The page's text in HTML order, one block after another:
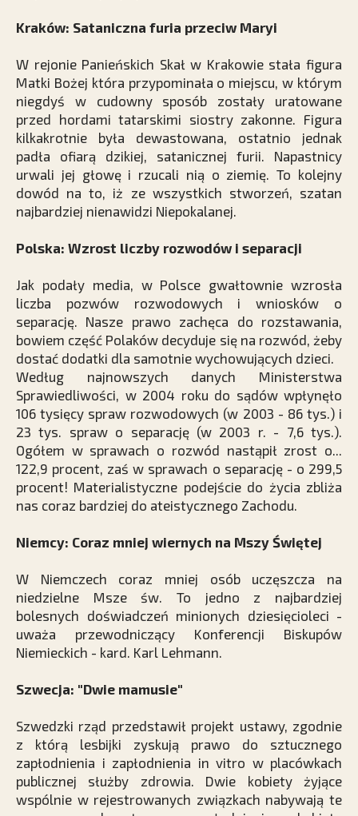
Kraków: Sataniczna furia przeciw Maryi
W rejonie Panieńskich Skał w Krakowie stała figura
Matki Bożej która przypominała o miejscu, w którym
niegdyś w cudowny sposób zostały uratowane
przed hordami tatarskimi siostry zakonne. Figura
kilkakrotnie była dewastowana, ostatnio jednak
padła ofiarą dzikiej, satanicznej furii. Napastnicy
urwali jej głowę i rzucali nią o ziemię. To kolejny
dowód na to, iż ze wszystkich stworzeń, szatan
najbardziej nienawidzi Niepokalanej.
Polska: Wzrost liczby rozwodów i separacji
Jak podały media, w Polsce gwałtownie wzrosła
liczba pozwów rozwodowych i wniosków o
separację. Nasze prawo zachęca do rozstawania,
bowiem część Polaków decyduje się na rozwód, żeby
dostać dodatki dla samotnie wychowujących dzieci.
Według najnowszych danych Ministerstwa
Sprawiedliwości, w 2004 roku do sądów wpłynęło
106 tysięcy spraw rozwodowych (w 2003 - 86 tys.) i
23 tys. spraw o separację (w 2003 r. - 7,6 tys.).
Ogółem w sprawach o rozwód nastąpił zrost o...
122,9 procent, zaś w sprawach o separację - o 299,5
procent! Materialistyczne podejście do życia zbliża
nas coraz bardziej do ateistycznego Zachodu.
Niemcy: Coraz mniej wiernych na Mszy Świętej
W Niemczech coraz mniej osób uczęszcza na
niedzielne Msze św. To jedno z najbardziej
bolesnych doświadczeń minionych dziesięcioleci -
uważa przewodniczący Konferencji Biskupów
Niemieckich - kard. Karl Lehmann.
Szwecja: "Dwie mamusie"
Szwedzki rząd przedstawił projekt ustawy, zgodnie
z którą lesbijki zyskują prawo do sztucznego
zapłodnienia i zapłodnienia in vitro w placówkach
publicznej służby zdrowia. Dwie kobiety żyjące
wspólnie w rejestrowanych związkach nabywają te